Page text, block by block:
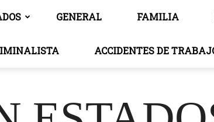
GENERAL FAMILIA
ACCIDENTES DE